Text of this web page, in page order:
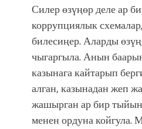
Силер өзүңөр деле ар
коррупциялык
билесиңер. Аларды
чыгаргыла. Анын
казынага кайтарып
алган, казынадан жеп
жашырган ар бир
менен ордуна койгула.